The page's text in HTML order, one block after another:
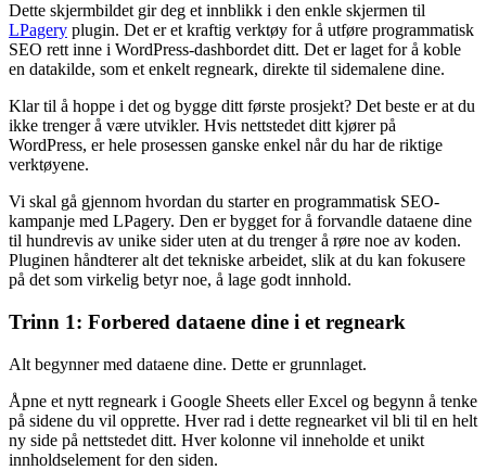
Dette skjermbildet gir deg et innblikk i den enkle skjermen til
LPagery plugin. Det er et kraftig verktøy for å utføre programmatisk
SEO rett inne i WordPress-dashbordet ditt. Det er laget for å koble
en datakilde, som et enkelt regneark, direkte til sidemalene dine.
Klar til å hoppe i det og bygge ditt første prosjekt? Det beste er at du
ikke trenger å være utvikler. Hvis nettstedet ditt kjører på
WordPress, er hele prosessen ganske enkel når du har de riktige
verktøyene.
Vi skal gå gjennom hvordan du starter en programmatisk SEO-
kampanje med LPagery. Den er bygget for å forvandle dataene dine
til hundrevis av unike sider uten at du trenger å røre noe av koden.
Pluginen håndterer alt det tekniske arbeidet, slik at du kan fokusere
på det som virkelig betyr noe, å lage godt innhold.
Trinn 1: Forbered dataene dine i et regneark
Alt begynner med dataene dine. Dette er grunnlaget.
Åpne et nytt regneark i Google Sheets eller Excel og begynn å tenke
på sidene du vil opprette. Hver rad i dette regnearket vil bli til en helt
ny side på nettstedet ditt. Hver kolonne vil inneholde et unikt
innholdselement for den siden.